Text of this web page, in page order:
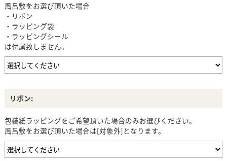
風呂敷をお選び頂いた場合
・リボン
・ラッピング袋
・ラッピングシール
は付属致しません。
リボン:
包装紙ラッピングをご希望頂いた場合のみお選びください。
風呂敷をお選び頂いた場合は[対象外]となります。